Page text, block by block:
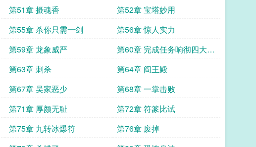
第51章 摄魂香
第52章 宝塔妙用
第55章 杀你只需一剑
第56章 惊人实力
第59章 龙象威严
第60章 完成任务响彻四大宗
门
第63章 刺杀
第64章 阎王殿
第67章 吴家恶少
第68章 一掌击败
第71章 厚颜无耻
第72章 符篆比试
第75章 九转冰爆符
第76章 废掉